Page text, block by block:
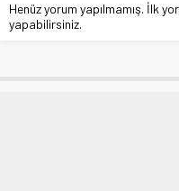
Henüz yorum yapılmamış. İlk
yapabilirsiniz.